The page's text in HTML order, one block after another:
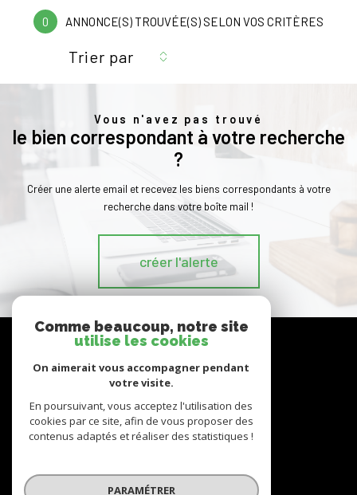
0 ANNONCE(S) TROUVÉE(S) SELON VOS CRITÈRES
Trier par
Vous n'avez pas trouvé
le bien correspondant à votre recherche
?
Créer une alerte email et recevez les biens correspondants à votre
recherche dans votre boîte mail !
créer l'alerte
nous
suivre
nous
adhérons
Comme beaucoup, notre site
utilise les cookies
On aimerait vous accompagner pendant
votre visite.
En poursuivant, vous acceptez l'utilisation des
cookies par ce site, afin de vous proposer des
contenus adaptés et réaliser des statistiques !
PARAMÉTRER